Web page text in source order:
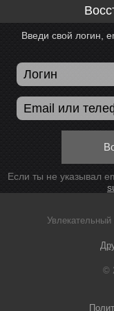
Введи свой логин,
Если ты не указывал
©